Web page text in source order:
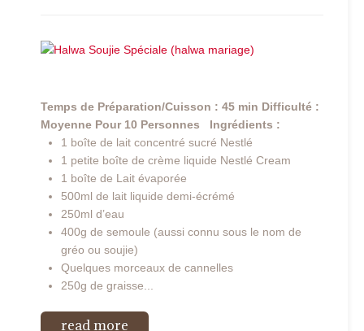
Temps de Préparation/Cuisson : 45 min Difficulté :
Moyenne Pour 10 Personnes
Ingrédients :
1 boîte de lait concentré sucré Nestlé
1 petite boîte de crème liquide Nestlé Cream
1 boîte de Lait évaporée
500ml de lait liquide demi-écrémé
250ml d’eau
400g de semoule (aussi connu sous le nom de
gréo ou soujie)
Quelques morceaux de cannelles
250g de graisse...
read more